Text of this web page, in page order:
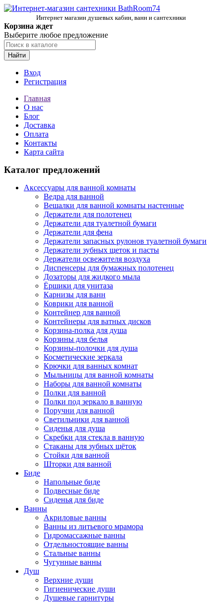
Интернет магазин душевых кабин, ванн и сантехники
Корзина ждет
Выберите любое предложение
Найти
Вход
Регистрация
Главная
О нас
Блог
Доставка
Оплата
Контакты
Карта сайта
Каталог предложений
Аксессуары для ванной комнаты
Ведра для ванной
Вешалки для ванной комнаты настенные
Держатели для полотенец
Держатели для туалетной бумаги
Держатели для фена
Держатели запасных рулонов туалетной бумаги
Держатели зубных щеток и пасты
Держатели освежителя воздуха
Диспенсеры для бумажных полотенец
Дозаторы для жидкого мыла
Ёршики для унитаза
Карнизы для ванн
Коврики для ванной
Контейнер для ванной
Контейнеры для ватных дисков
Корзина-полка для душа
Корзины для белья
Корзины-полочки для душа
Косметические зеркала
Крючки для ванных комнат
Мыльницы для ванной комнаты
Наборы для ванной комнаты
Полки для ванной
Полки под зеркало в ванную
Поручни для ванной
Светильники для ванной
Сиденья для душа
Скребки для стекла в ванную
Стаканы для зубных щёток
Стойки для ванной
Шторки для ванной
Биде
Напольные биде
Подвесные биде
Сиденья для биде
Ванны
Акриловые ванны
Ванны из литьевого мрамора
Гидромассажные ванны
Отдельностоящие ванны
Стальные ванны
Чугунные ванны
Душ
Верхние души
Гигиенические души
Душевые гарнитуры